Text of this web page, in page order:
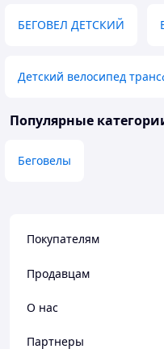
БЕГОВЕЛ ДЕТСКИЙ
Детский велосипед
Популярные
Беговелы
Покупателям
Продавцам
О нас
Партнеры